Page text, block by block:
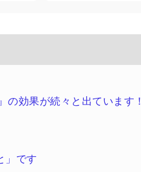
の効果が続々と出ています！
」です